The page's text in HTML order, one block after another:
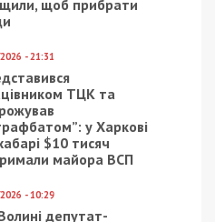
на велику кількість
безпечним, бо вони
зростає, на що вже
Інтернет рясніє
часто-густо —
сектору.
укриттів збільшать за
спецзупинок, які
передовій.